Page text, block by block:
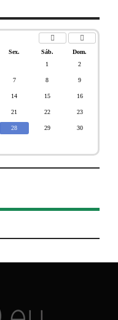
Sex. Sáb.
Dom.
1
2
7 8 9
14 15 16
21 22 23
28 29 30